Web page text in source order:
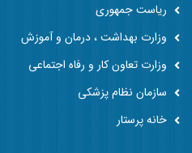
ریاست جمهوری
وزارت بهداشت ، درمان و آموزش
وزارت تعاون کار و رفاه اجتماعی
سازمان نظام پزشکی
خانه پرستار